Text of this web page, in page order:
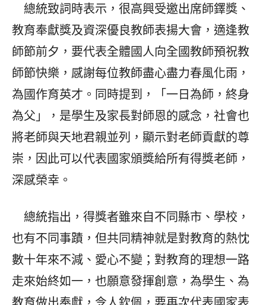
總統致詞時表示，很高興受邀出席師鐸獎、
教育奉獻獎及資深優良教師表揚大會，適逢教
師節前夕，要代表全體國人向全國教師預祝教
師節快樂，感謝每位教師盡心盡力春風化雨，
為國作育英才。同時提到，「一日為師，終身
為父」，是學生及家長對師恩的感念，社會也
將老師與天地君親並列，顯示對老師貢獻的尊
崇，因此可以代表國家頒獎給所有得獎老師，
深感榮幸。
總統指出，得獎者雖來自不同縣市、學校，
也有不同事蹟，但共同精神就是對教育的熱忱
數十年來不減、愛心不變；對教育的理想一路
走來始終如一，也願意發揮創意，為學生、為